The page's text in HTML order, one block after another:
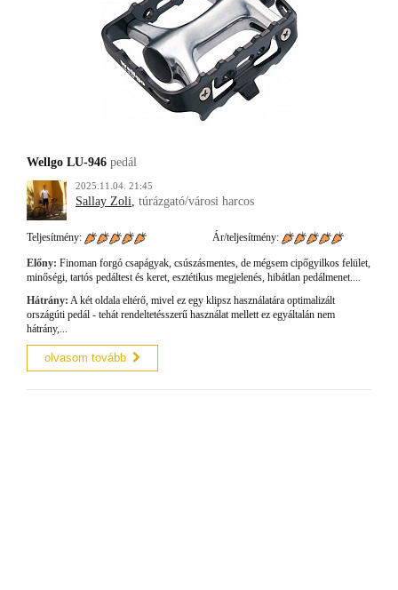
Wellgo LU-946 pedál
2025.11.04. 21:45
Sallay Zoli, túrázgató/városi harcos
Teljesítmény: Ár/teljesítmény:
Előny: Finoman forgó csapágyak, csúszásmentes, de mégsem cipőgyilkos felület,
minőségi, tartós pedáltest és keret, esztétikus megjelenés, hibátlan pedálmenet....
Hátrány: A két oldala eltérő, mivel ez egy klipsz használatára optimalizált
országúti pedál - tehát rendeltetésszerű használat mellett ez egyáltalán nem
hátrány,...
olvasom tovább